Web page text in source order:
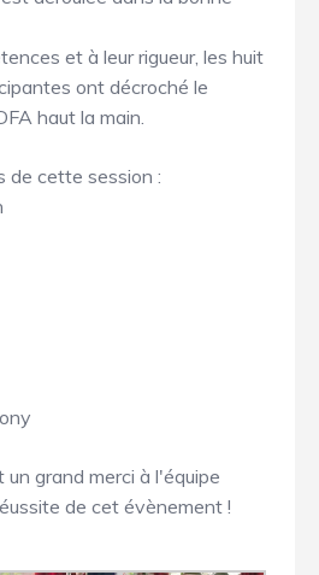
et à leur rigueur, les huit
ont décroché le
haut la main.
de cette session :
grand merci à l'équipe
de cet évènement !